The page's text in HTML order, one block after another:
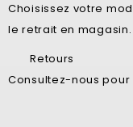
Choisissez votre
le retrait en magasin.
Retours
Consultez-nous